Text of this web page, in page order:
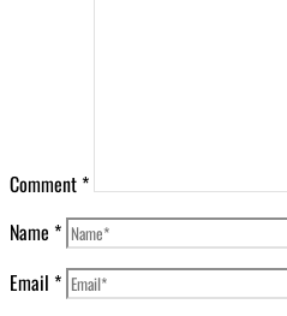
Comment*
Name *
Email *